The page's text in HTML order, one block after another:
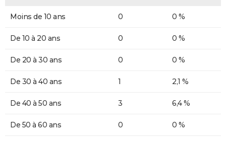
Moins de 10 ans 0 0 %
De 10 à 20 ans 0 0 %
De 20 à 30 ans 0 0 %
De 30 à 40 ans 1 2,1 %
De 40 à 50 ans 3 6,4 %
De 50 à 60 ans 0 0 %